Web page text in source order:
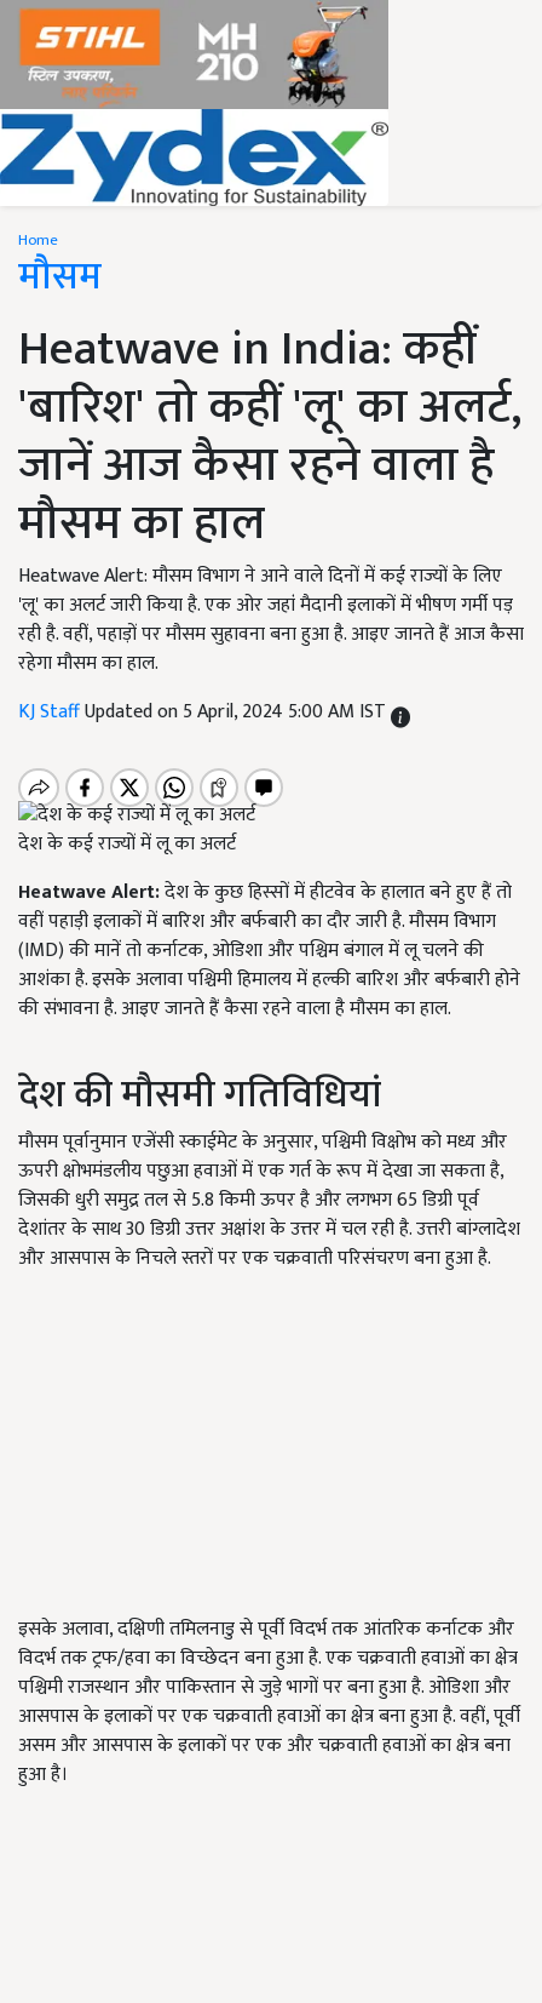
Home
मौसम
Heatwave in India: कहीं
'बारिश' तो कहीं 'लू' का अलर्ट,
जानें आज कैसा रहने वाला है
मौसम का हाल
Heatwave Alert: मौसम विभाग ने आने वाले दिनों में कई राज्यों के लिए
'लू' का अलर्ट जारी किया है. एक ओर जहांं मैदानी इलाकों में भीषण गर्मी पड़
रही है. वहीं, पहाड़ों पर मौसम सुहावना बना हुआ है. आइए जानते हैं आज कैसा
रहेगा मौसम का हाल.
KJ StaffUpdated on 5 April, 2024 5:00 AM IST
देश के कई राज्यों में लू का अलर्ट
Heatwave Alert:देश के कुछ हिस्सों में हीटवेव के हालात बने हुए हैं तो
वहीं पहाड़ी इलाकों में बारिश और बर्फबारी का दौर जारी है. मौसम विभाग
(IMD) की मानें तो कर्नाटक, ओडिशा और पश्चिम बंगाल में लू चलने की
आशंका है. इसके अलावा पश्चिमी हिमालय में हल्की बारिश और बर्फबारी होने
की संभावना है. आइए जानते हैं कैसा रहने वाला है मौसम का हाल.
देश की मौसमी गतिविधियां
मौसम पूर्वानुमान एजेंसी स्काईमेट के अनुसार, पश्चिमी विक्षोभ को मध्य और
ऊपरी क्षोभमंडलीय पछुआ हवाओं में एक गर्त के रूप में देखा जा सकता है,
जिसकी धुरी समुद्र तल से 5.8 किमी ऊपर है और लगभग 65 डिग्री पूर्व
देशांतर के साथ 30 डिग्री उत्तर अक्षांश के उत्तर में चल रही है. उत्तरी बांग्लादेश
और आसपास के निचले स्तरों पर एक चक्रवाती परिसंचरण बना हुआ है.
इसके अलावा, दक्षिणी तमिलनाडु से पूर्वी विदर्भ तक आंतरिक कर्नाटक और
विदर्भ तक ट्रफ/हवा का विच्छेदन बना हुआ है. एक चक्रवाती हवाओं का क्षेत्र
पश्चिमी राजस्थान और पाकिस्तान से जुड़े भागों पर बना हुआ है. ओडिशा और
आसपास के इलाकों पर एक चक्रवाती हवाओं का क्षेत्र बना हुआ है. वहीं, पूर्वी
असम और आसपास के इलाकों पर एक और चक्रवाती हवाओं का क्षेत्र बना
हुआ है।